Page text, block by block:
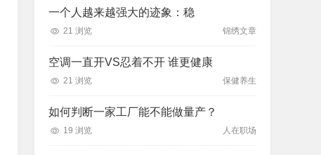
一个人越来越强大的迹象：稳
21 浏览 锦绣文章
空调一直开VS忍着不开 谁更健康
21 浏览 保健养生
如何判断一家工厂能不能做量产？
19 浏览 人在职场